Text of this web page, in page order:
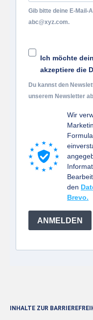
Gib bitte deine E-Mail-
abc@xyz.com.
Ich möchte
akzeptiere die
Du kannst den
unserem Newsletter
Wir
den
Brevo.
ANMELDEN
INHALTE ZUR